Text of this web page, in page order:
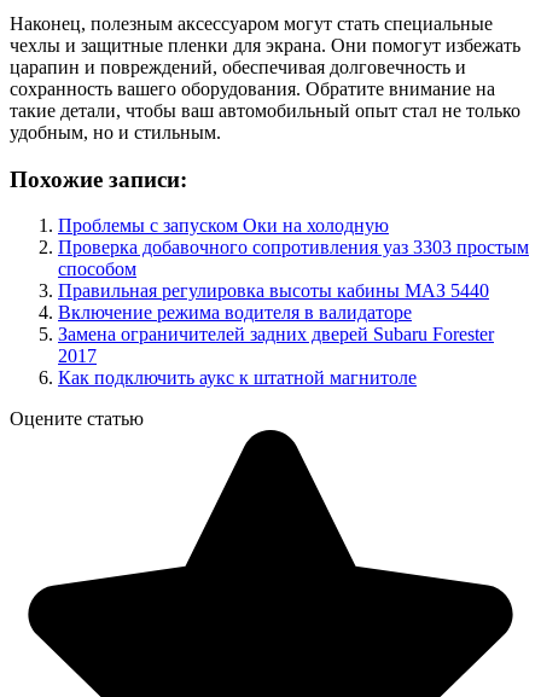
Наконец, полезным аксессуаром могут стать специальные
чехлы и защитные пленки для экрана. Они помогут избежать
царапин и повреждений, обеспечивая долговечность и
сохранность вашего оборудования. Обратите внимание на
такие детали, чтобы ваш автомобильный опыт стал не только
удобным, но и стильным.
Похожие записи:
Проблемы с запуском Оки на холодную
Проверка добавочного сопротивления уаз 3303 простым
способом
Правильная регулировка высоты кабины МАЗ 5440
Включение режима водителя в валидаторе
Замена ограничителей задних дверей Subaru Forester
2017
Как подключить аукс к штатной магнитоле
Оцените статью